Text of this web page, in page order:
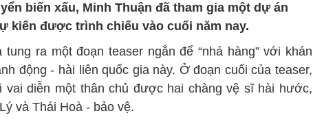
biến xấu, Minh Thuận đã tham gia một dự án
kiến được trình chiếu vào cuối năm nay.
tung ra một đoạn teaser ngắn để “nhá hàng” với khán
động - hài liên quốc gia này. Ở đoạn cuối của teaser,
vai diễn một thân chủ được hai chàng vệ sĩ hài hước,
và Thái Hoà - bảo vệ.